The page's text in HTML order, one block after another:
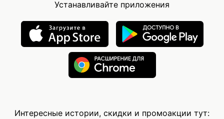
Устанавливайте приложения
Интересные истории, скидки и промоакции тут: